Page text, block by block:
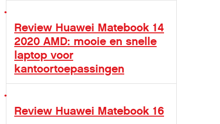
Review Huawei Matebook 14
2020 AMD: mooie en snelle
laptop voor
kantoortoepassingen
Review Huawei Matebook 16